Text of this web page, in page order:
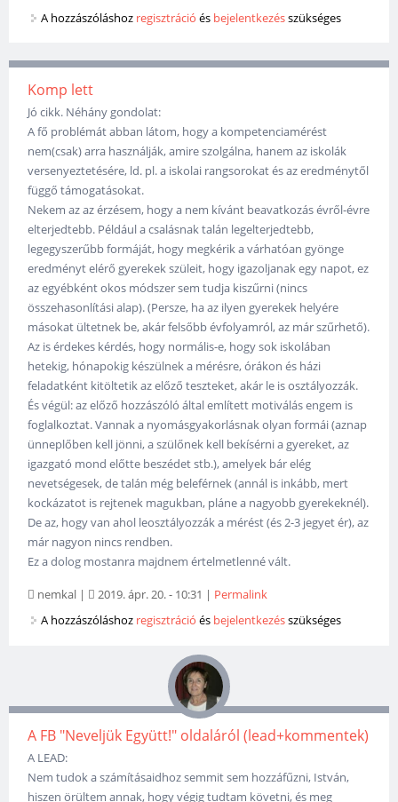
A hozzászóláshoz regisztráció és bejelentkezésszükséges
Komp lett
Jó cikk. Néhány gondolat:
A fő problémát abban látom, hogy a kompetenciamérést
nem(csak) arra használják, amire szolgálna, hanem az iskolák
versenyeztetésére, ld. pl. a iskolai rangsorokat és az eredménytől
függő támogatásokat.
Nekem az az érzésem, hogy a nem kívánt beavatkozás évről-évre
elterjedtebb. Például a csalásnak talán legelterjedtebb,
legegyszerűbb formáját, hogy megkérik a várhatóan gyönge
eredményt elérő gyerekek szüleit, hogy igazoljanak egy napot, ez
az egyébként okos módszer sem tudja kiszűrni (nincs
összehasonlítási alap). (Persze, ha az ilyen gyerekek helyére
másokat ültetnek be, akár felsőbb évfolyamról, az már szűrhető).
Az is érdekes kérdés, hogy normális-e, hogy sok iskolában
hetekig, hónapokig készülnek a mérésre, órákon és házi
feladatként kitöltetik az előző teszteket, akár le is osztályozzák.
És végül: az előző hozzászóló által említett motiválás engem is
foglalkoztat. Vannak a nyomásgyakorlásnak olyan formái (aznap
ünneplőben kell jönni, a szülőnek kell bekísérni a gyereket, az
igazgató mond előtte beszédet stb.), amelyek bár elég
nevetségesek, de talán még beleférnek (annál is inkább, mert
kockázatot is rejtenek magukban, pláne a nagyobb gyerekeknél).
De az, hogy van ahol leosztályozzák a mérést (és 2-3 jegyet ér), az
már nagyon nincs rendben.
Ez a dolog mostanra majdnem értelmetlenné vált.
nemkal | 2019. ápr. 20. - 10:31 | Permalink
A hozzászóláshoz regisztráció és bejelentkezésszükséges
A FB "Neveljük Együtt!" oldaláról (lead+kommentek)
A LEAD:
Nem tudok a számításaidhoz semmit sem hozzáfűzni, István,
hiszen örültem annak, hogy végig tudtam követni, és meg